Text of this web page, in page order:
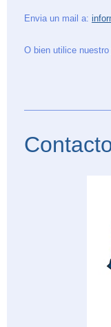
Envia un mail a:
O bien utilice nuestro